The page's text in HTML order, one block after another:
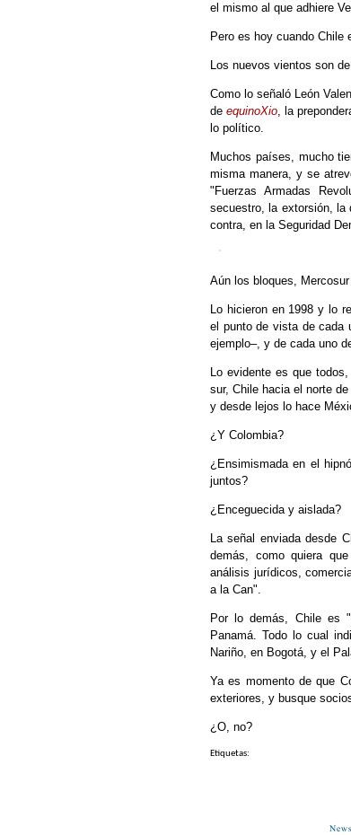
el mismo al que adhiere
Pero es hoy cuando Chile
Los nuevos vientos son
Como lo señaló León
deequinoXio, la
lo político.
Muchos países, mucho
misma manera, y se
"Fuerzas Armadas
secuestro, la extorsión,
contra, en la Seguridad
Aún los bloques,
Lo hicieron en 1998 y lo
el punto de vista de cada
ejemplo–, y de cada uno
Lo evidente es que
sur, Chile hacia el norte
y desde lejos lo hace
¿Y Colombia?
¿Ensimismada en el
juntos?
¿Enceguecida y aislada?
La señal enviada desde
demás, como quiera
análisis jurídicos,
a la Can".
Por lo demás, Chile es
Panamá. Todo lo cual
Nariño, en Bogotá, y el
Ya es momento de que
exteriores, y busque
¿O, no?
Etiquetas: